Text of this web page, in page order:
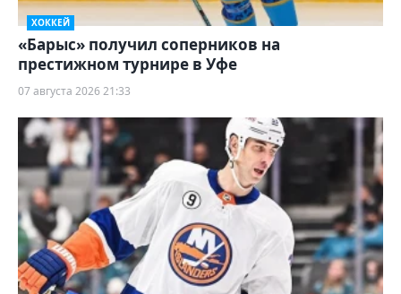
ХОККЕЙ
«Барыс» получил соперников на
престижном турнире в Уфе
07 августа 2026 21:33